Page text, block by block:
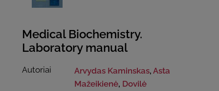
Medical Biochemistry.
Laboratory manual
Autoriai Arvydas Kaminskas,Asta
Mažeikienė, Dovilė